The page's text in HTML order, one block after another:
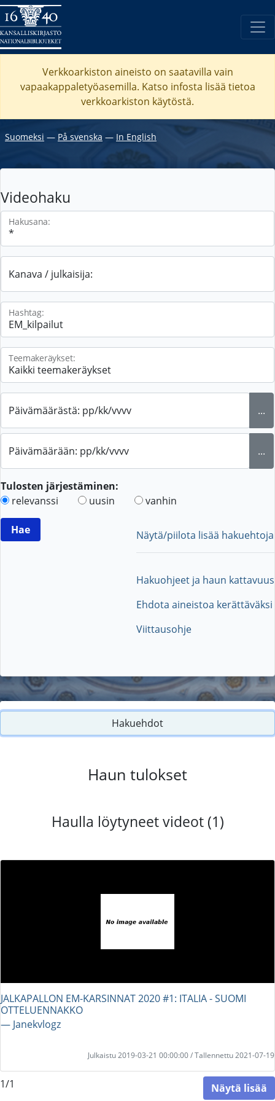
Verkkoarkiston aineisto on saatavilla vain
vapaakappaletyöasemilla. Katso infosta lisää tietoa
verkkoarkiston käytöstä.
Suomeksi ― På svenska ― In English
Videohaku
Hakusana:
Kanava / julkaisija:
Hashtag:
Teemakeräykset:
Päivämäärästä: pp/kk/vvvv ...
Päivämäärään: pp/kk/vvvv ...
Tulosten järjestäminen:
relevanssi
uusin vanhin
Näytä/piilota lisää hakuehtoja
Hakuohjeet ja haun kattavuus
Ehdota aineistoa kerättäväksi
Viittausohje
Hakuehdot
Haun tulokset
Haulla löytyneet videot (1)
JALKAPALLON EM-KARSINNAT 2020 #1: ITALIA - SUOMI
OTTELUENNAKKO
― Janekvlogz
Julkaistu 2019-03-21 00:00:00 / Tallennettu 2021-07-19
1/1 Näytä lisää